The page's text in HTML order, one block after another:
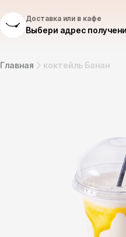
Доставка или в кафе
Выбери адрес
Главная коктейль Банан